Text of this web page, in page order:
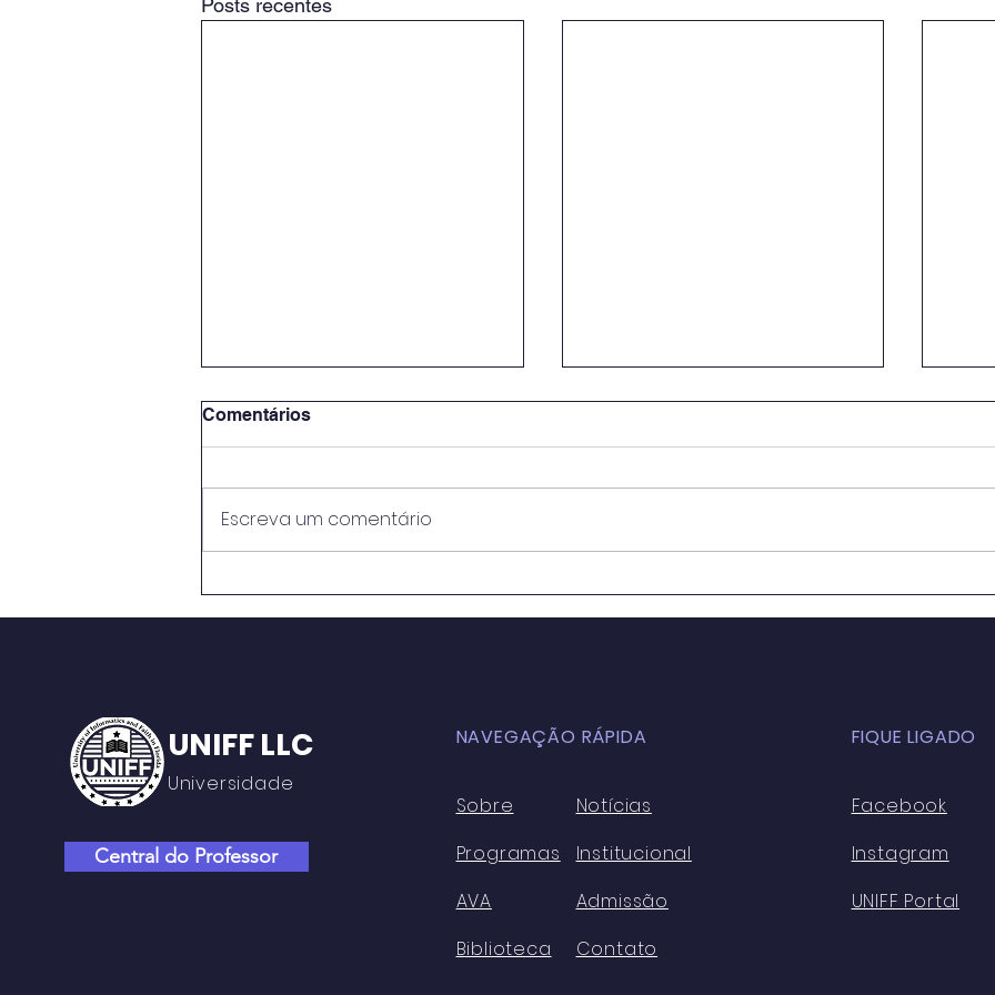
Posts recentes
Comentários
Escreva um comentário
UNIFF LLC
Universidade
Central do Professor
NAVEGAÇÃO RÁPIDA
Sobre
Programas
AVA
Biblioteca
Notícias
Institucional
Admissão
Contato
FIQUE LIGADO
Facebook
Instagram
UNIFF Portal